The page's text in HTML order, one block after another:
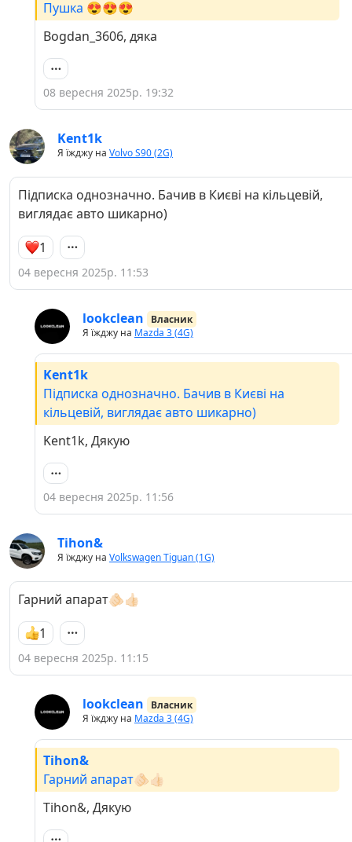
Пушка 😍😍😍
Bogdan_3606, дяка
08 вересня 2025р. 19:32
Kent1k
Я їжджу на Volvo S90 (2G)
Підписка однозначно. Бачив в Києві на кільцевій,
виглядає авто шикарно)
1
04 вересня 2025р. 11:53
lookclean
Власник
Я їжджу на Mazda 3 (4G)
Kent1k
Підписка однозначно. Бачив в Києві на
кільцевій, виглядає авто шикарно)
Kent1k, Дякую
04 вересня 2025р. 11:56
Tihon&
Я їжджу на Volkswagen Tiguan (1G)
Гарний апарат🫵🏻👍🏻
1
04 вересня 2025р. 11:15
lookclean
Власник
Я їжджу на Mazda 3 (4G)
Tihon&
Гарний апарат🫵🏻👍🏻
Tihon&, Дякую